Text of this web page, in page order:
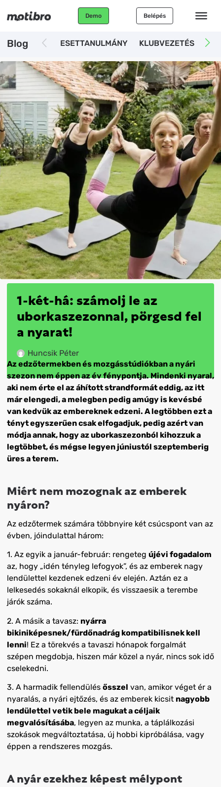
Demo Belépés
Blog ESETTANULMÁNY KLUBVEZETÉS
1-két-há: számolj le az
uborkaszezonnal, pörgesd fel
a nyarat!
Huncsik Péter
Az edzőtermekben és mozgásstúdiókban a nyári
szezon nem éppen az év fénypontja. Mindenki nyaral,
aki nem érte el az áhított strandformát eddig, az itt
már elengedi, a melegben pedig amúgy is kevésbé
van kedvük az embereknek edzeni. A legtöbben ezt a
tényt egyszerűen csak elfogadjuk, pedig azért van
módja annak, hogy az uborkaszezonból kihozzuk a
legtöbbet, és mégse legyen júniustól szeptemberig
üres a terem.
Miért nem mozognak az emberek
nyáron?
Az edzőtermek számára többnyire két csúcspont van az
évben, jóindulattal három:
1. Az egyik a január-február: rengeteg újévi fogadalom
az, hogy „idén tényleg lefogyok”, és az emberek nagy
lendülettel kezdenek edzeni év elején. Aztán ez a
lelkesedés sokaknál elkopik, és visszaesik a terembe
járók száma.
2. A másik a tavasz: nyárra
bikiniképesnek/fürdőnadrág kompatibilisnek kell
lenni! Ez a törekvés a tavaszi hónapok forgalmát
szépen megdobja, hiszen már közel a nyár, nincs sok idő
cselekedni.
3. A harmadik fellendülés ősszel van, amikor véget ér a
nyaralás, a nyári ejtőzés, és az emberek kicsit nagyobb
lendülettel vetik bele magukat a céljaik
megvalósításába, legyen az munka, a táplálkozási
szokások megváltoztatása, új hobbi kipróbálása, vagy
éppen a rendszeres mozgás.
A nyár ezekhez képest mélypont